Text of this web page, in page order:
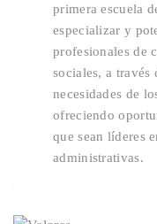
primera escuela
especializar y
profesionales de
sociales, a través
necesidades de
ofreciendo
que sean líderes
administrativas.